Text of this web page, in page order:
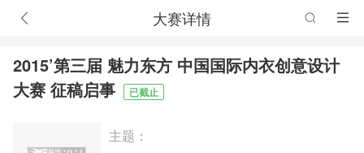
大赛详情
2015’第三届 魅力东方 中国国际内衣创意设计
大赛 征稿启事
已截止
主题：